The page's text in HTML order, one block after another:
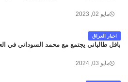
مايو 02, 2023
اخبار العراق
بافل طالباني يجتمع مع محمد السوداني في
مايو 03, 2024